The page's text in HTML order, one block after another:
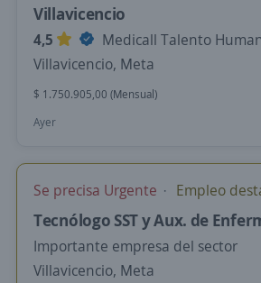
Villavicencio
4,5
Medicall Talento
Villavicencio, Meta
$ 1.750.905,00 (Mensual)
Ayer
Se precisa Urgente Empleo
Tecnólogo SST y Aux. de
Importante empresa del sector
Villavicencio, Meta